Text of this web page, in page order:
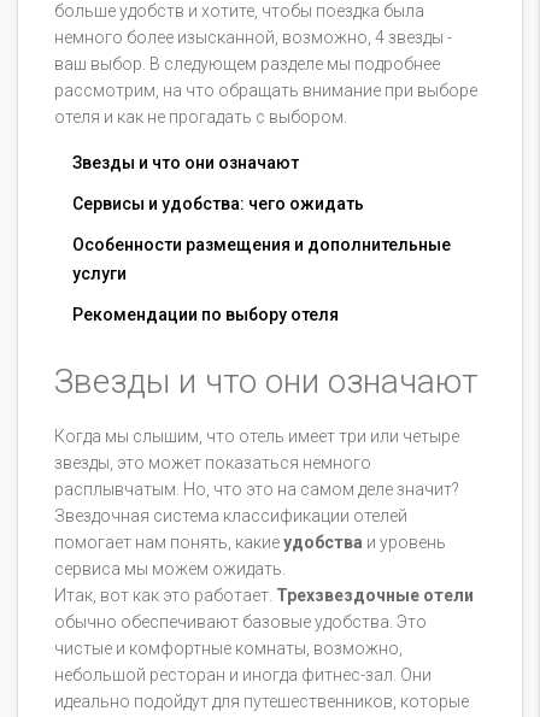
больше удобств и хотите, чтобы поездка была
немного более изысканной, возможно, 4 звезды -
ваш выбор. В следующем разделе мы подробнее
рассмотрим, на что обращать внимание при выборе
отеля и как не прогадать с выбором.
Звезды и что они означают
Сервисы и удобства: чего ожидать
Особенности размещения и дополнительные
услуги
Рекомендации по выбору отеля
Звезды и что они означают
Когда мы слышим, что отель имеет три или четыре
звезды, это может показаться немного
расплывчатым. Но, что это на самом деле значит?
Звездочная система классификации отелей
помогает нам понять, какиеудобства и уровень
сервиса мы можем ожидать.
Итак, вот как это работает. Трехзвездочные отели
обычно обеспечивают базовые удобства. Это
чистые и комфортные комнаты, возможно,
небольшой ресторан и иногда фитнес-зал. Они
идеально подойдут для путешественников, которые